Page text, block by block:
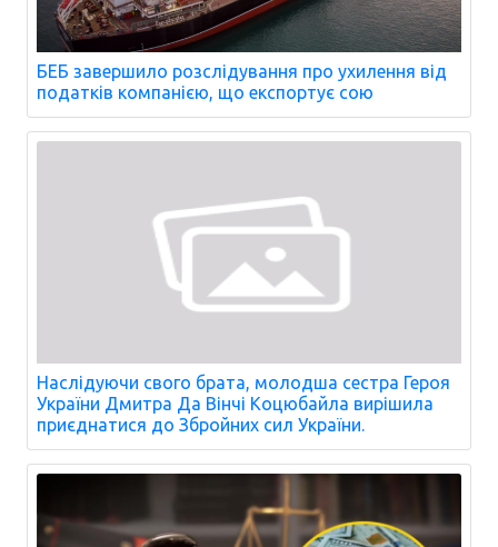
БЕБ завершило розслідування про ухилення від
податків компанією, що експортує сою
Наслідуючи свого брата, молодша сестра Героя
України Дмитра Да Вінчі Коцюбайла вирішила
приєднатися до Збройних сил України.